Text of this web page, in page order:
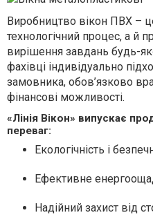
Виробництво вікон ПВХ –
технологічний процес, а й
вирішення завдань будь-
фахівці індивідуально
замовника, обов’язково
фінансові можливості.
«Лінія Вікон» випускає
переваг:
Екологічність і
Ефективне
Надійний захист від